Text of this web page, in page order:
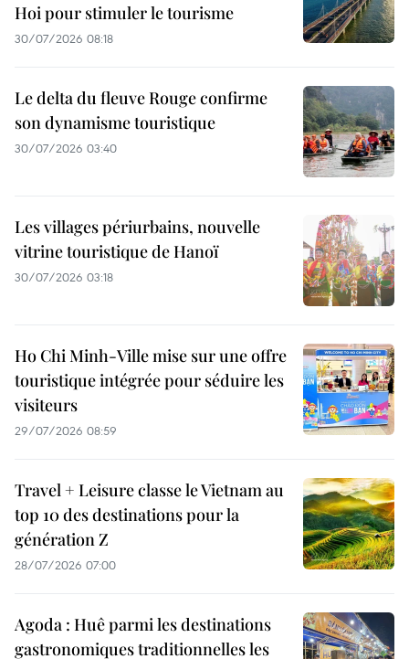
Hoi pour stimuler le tourisme
30/07/2026 08:18
Le delta du fleuve Rouge confirme
son dynamisme touristique
30/07/2026 03:40
Les villages périurbains, nouvelle
vitrine touristique de Hanoï
30/07/2026 03:18
Ho Chi Minh-Ville mise sur une offre
touristique intégrée pour séduire les
visiteurs
29/07/2026 08:59
Travel + Leisure classe le Vietnam au
top 10 des destinations pour la
génération Z
28/07/2026 07:00
Agoda : Huê parmi les destinations
gastronomiques traditionnelles les